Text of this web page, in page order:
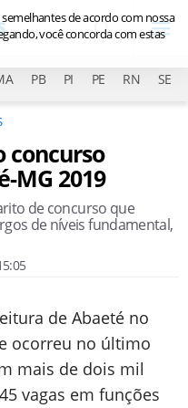
PB PI PE RN SE
concurso
MG 2019
de concurso que
de níveis fundamental,
de Abaeté no
ocorreu no último
mais de dois mil
vagas em funções
de acordo com nossa
você concorda com estas